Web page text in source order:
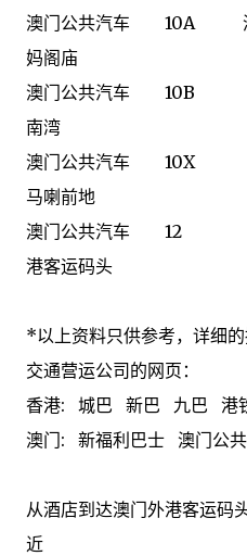
澳门公共汽车 10A
妈阁庙
澳门公共汽
南湾
澳门公共汽
马喇前地
澳门公共汽车
港客运码头
*以上资料只供参考，详细
交通营运公司的网页：
香港: 城巴 新巴 九巴 港
澳门: 新福利巴士 澳门公
从酒店到达澳门外港客运码
近